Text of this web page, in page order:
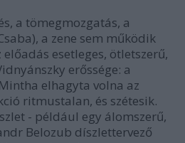
a tömegmozgatás, a
a zene sem működik
esetleges, ötletszerű,
erőssége: a
elhagyta volna az
ritmustalan, és szétesik.
- például egy álomszerű,
Belozub díszlettervező